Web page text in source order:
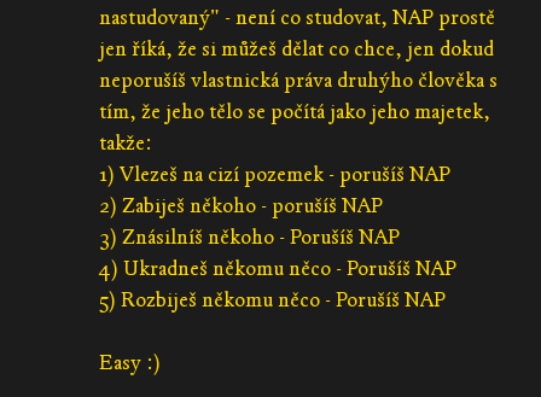
nastudovaný" - není co studovat, NAP prostě
jen říká, že si můžeš dělat co chce, jen dokud
neporušíš vlastnická práva druhýho člověka s
tím, že jeho tělo se počítá jako jeho majetek,
takže:
1) Vlezeš na cizí pozemek - porušíš NAP
2) Zabiješ někoho - porušíš NAP
3) Znásilníš někoho - Porušíš NAP
4) Ukradneš někomu něco - Porušíš NAP
5) Rozbiješ někomu něco - Porušíš NAP
Easy :)